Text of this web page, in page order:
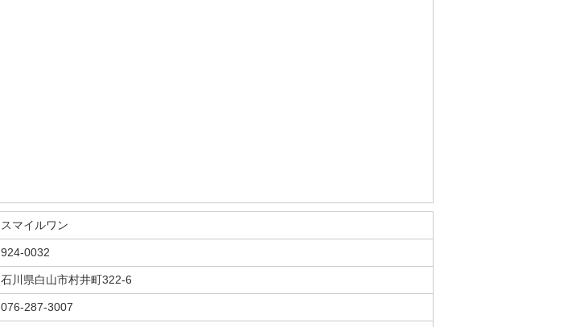
スマイルワン
924-0032
石川県白山市村井町322-6
076-287-3007